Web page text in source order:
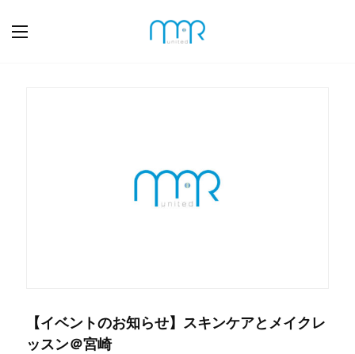
【イベントのお知らせ】スキンケアとメイクレ
ッスン＠宮崎